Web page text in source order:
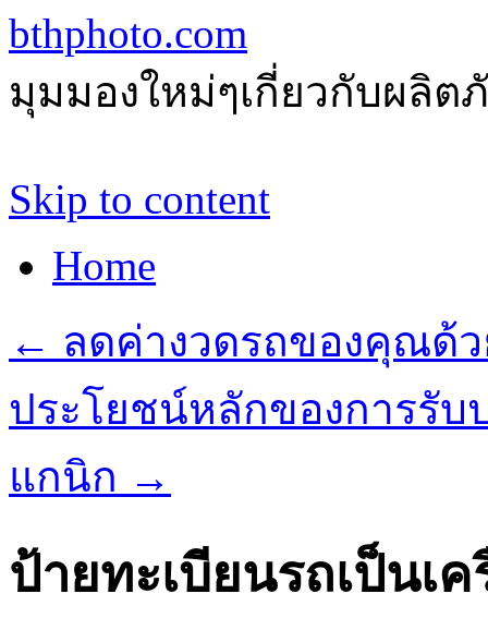
bthphoto.com
มุมมองใหม่ๆเกี่ยวกับผลิ
Skip to content
Home
← ลดค่างวดรถของคุณด้
ประโยชน์หลักของการรับ
แกนิก →
ป้ายทะเบียนรถเป็นเ